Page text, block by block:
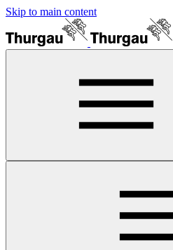
Skip to main content